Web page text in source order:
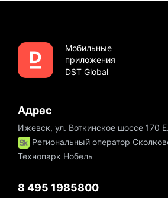
Мобильные
приложения
DST Global
Адрес
Ижевск, ул. Воткинское шоссе 170 Е.
Региональный оператор
Технопарк Нобель
8 495 1985800